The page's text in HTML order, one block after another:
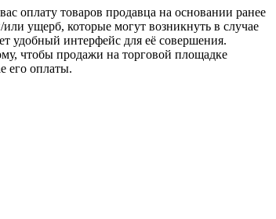
оплату товаров продавца на основании ранее
ущерб, которые могут возникнуть в случае
удобный интерфейс для её совершения.
чтобы продажи на торговой площадке
его оплаты.